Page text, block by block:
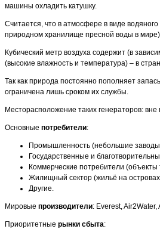
машины охладить катушку.
Считается, что в атмосфере в виде
природном хранилище пресной воды в
Кубический метр воздуха содержит (в
(высокие влажность и температура) – в
Так как природа постоянно пополняет
ограничена лишь сроком их службы.
Месторасположение таких генераторов:
Основные потребители:
Промышленность (небольшие заводы
Государственные и
Коммерческие потребители (объекты
Жилищный сектор (жильё на
Другие.
Мировые производители: Everest,
Приоритетные рынки сбыта: